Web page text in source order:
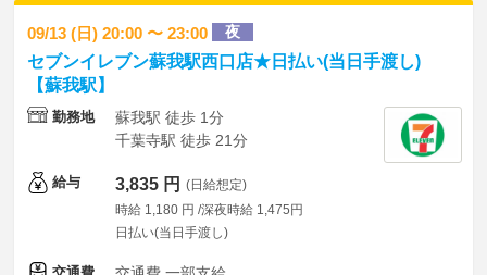
09/13 (日) 20:00 〜 23:00 夜
セブンイレブン蘇我駅西口店★日払い(当日手渡し)
【蘇我駅】
勤務地
蘇我駅 徒歩 1分
千葉寺駅 徒歩 21分
給与 3,835 円 (日給想定)
時給 1,180 円 /深夜時給 1,475円
日払い(当日手渡し)